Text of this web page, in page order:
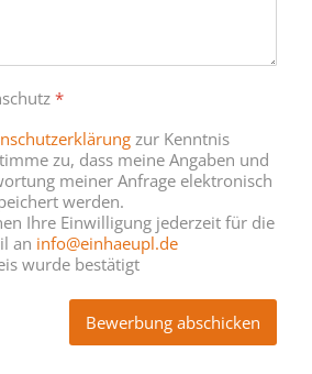
*
zur Kenntnis
zu, dass meine Angaben und
meiner Anfrage elektronisch
werden.
Ihre Einwilligung jederzeit für die
an info@einhaeupl.de
wurde bestätigt
Bewerbung abschicken